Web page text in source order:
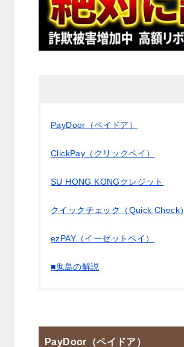
PayDoor（ペイドア）
ClickPay（クリックペイ）
SU HONG KONGクレジット
クイックチェック（Quick Check
ezPAY（イーゼットペイ）
■鬼島の解説
PayDoor（ペイドア）